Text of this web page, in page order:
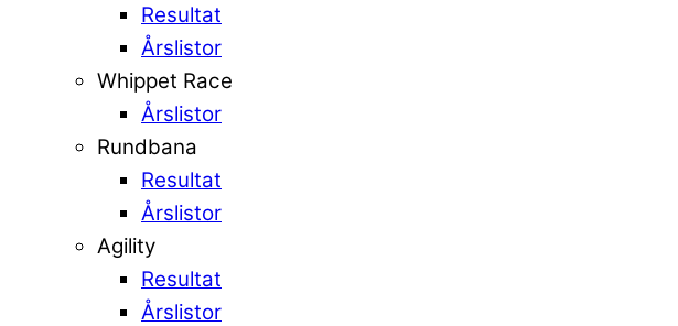
Resultat
Årslistor
Whippet Race
Årslistor
Rundbana
Resultat
Årslistor
Agility
Resultat
Årslistor